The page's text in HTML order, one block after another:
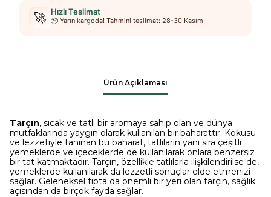
🚀 Hızlı Teslimat
📦 Yarın kargoda! Tahmini teslimat: 28-30 Kasım
Ürün Açıklaması
Tarçın, sıcak ve tatlı bir aromaya sahip olan ve dünya
mutfaklarında yaygın olarak kullanılan bir baharattır. Kokusu
ve lezzetiyle tanınan bu baharat, tatlıların yanı sıra çeşitli
yemeklerde ve içeceklerde de kullanılarak onlara benzersiz
bir tat katmaktadır. Tarçın, özellikle tatlılarla ilişkilendirilse de,
yemeklerde kullanılarak da lezzetli sonuçlar elde etmenizi
sağlar. Geleneksel tıpta da önemli bir yeri olan tarçın, sağlık
açısından da birçok fayda sağlar.